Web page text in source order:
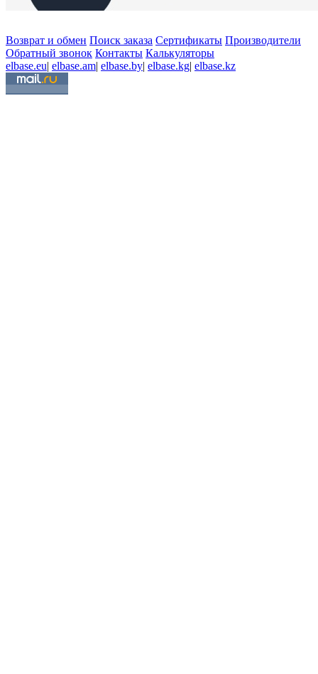
Возврат и обмен Поиск заказа Сертификаты Производители
Обратный звонок Контакты Калькуляторы
elbase.eu| elbase.am| elbase.by| elbase.kg| elbase.kz